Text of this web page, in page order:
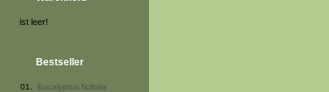
ist leer!
Bestseller
01.
Eucalyptus ficifolia